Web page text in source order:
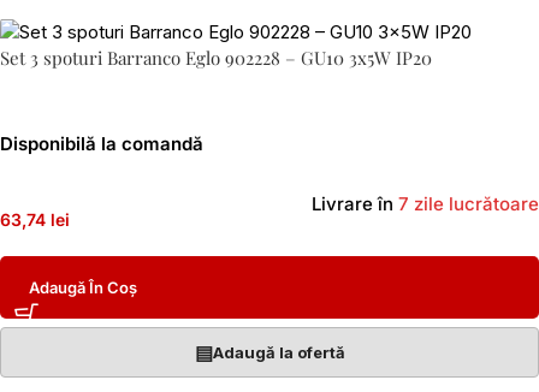
Set 3 spoturi Barranco Eglo 902228 – GU10 3x5W IP20
Disponibilă la comandă
63,74 lei
Livrare în 7 zile lucrătoare
Adaugă În Coș
▤Adaugă la ofertă